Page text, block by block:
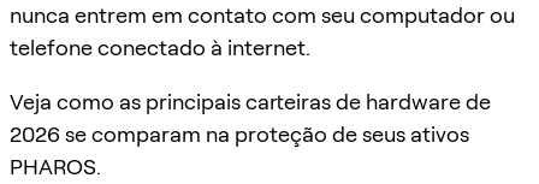
nunca entrem em contato com seu computador ou
telefone conectado à internet.
Veja como as principais carteiras de hardware de
2026 se comparam na proteção de seus ativos
PHAROS.